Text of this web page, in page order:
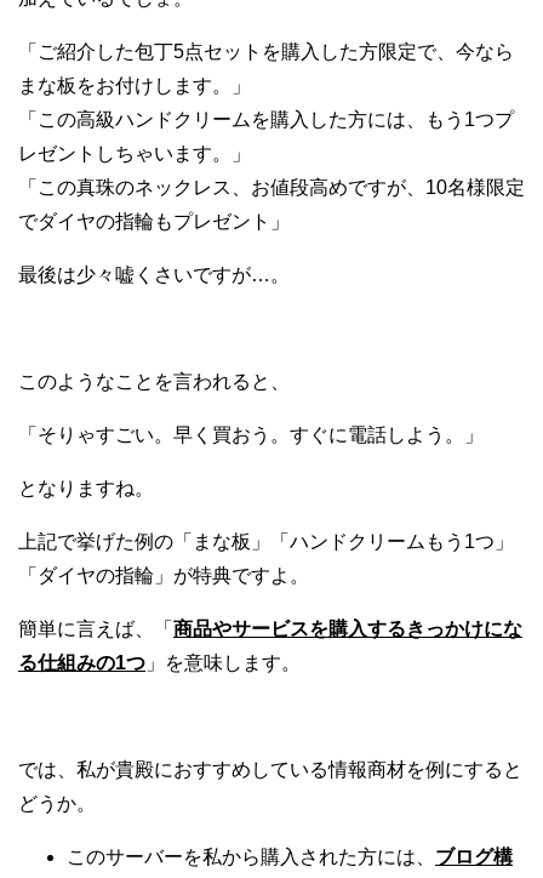
「ご紹介した包丁5点セットを購入した方限定で、今なら
まな板をお付けします。」
「この高級ハンドクリームを購入した方には、もう1つプ
レゼントしちゃいます。」
「この真珠のネックレス、お値段高めですが、10名様限定
でダイヤの指輪もプレゼント」
最後は少々嘘くさいですが…。
このようなことを言われると、
「そりゃすごい。早く買おう。すぐに電話しよう。」
となりますね。
上記で挙げた例の「まな板」「ハンドクリームもう1つ」
「ダイヤの指輪」が特典ですよ。
簡単に言えば、「 商品やサービスを購入するきっかけにな
る仕組みの1つ 」を意味します。
では、私が貴殿におすすめしている情報商材を例にすると
どうか。
このサーバーを私から購入された方には、 ブログ構